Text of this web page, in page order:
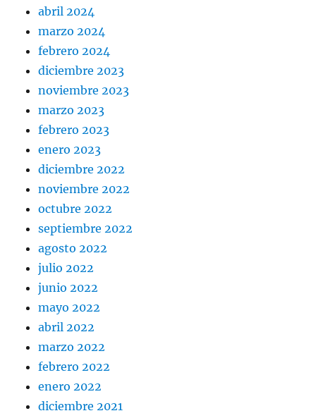
abril 2024
marzo 2024
febrero 2024
diciembre 2023
noviembre 2023
marzo 2023
febrero 2023
enero 2023
diciembre 2022
noviembre 2022
octubre 2022
septiembre 2022
agosto 2022
julio 2022
junio 2022
mayo 2022
abril 2022
marzo 2022
febrero 2022
enero 2022
diciembre 2021